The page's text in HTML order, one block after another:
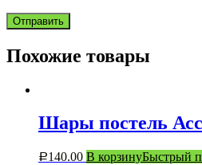
Похожие товары
Шары постель
Р140.00 В корзинуБыстрый